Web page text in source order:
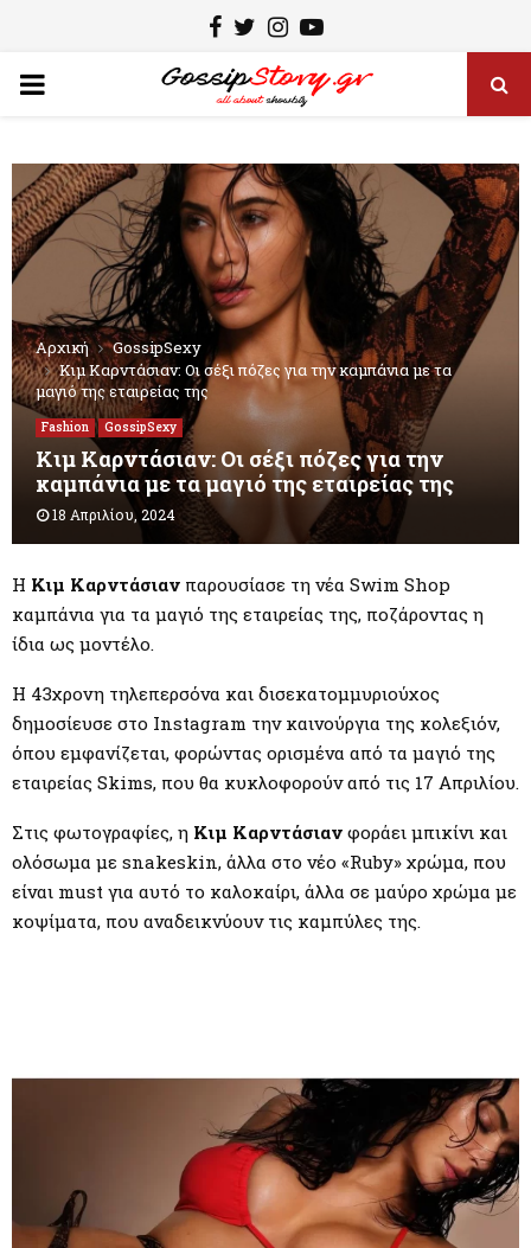
F
c
b
o
o
k
w
i
t
e
r
I
s
a
g
r
a
m
Y
u
P
I
M
A
R
Y
M
E
N
U
Αρχική
GossipSexy
Κιμ Καρντάσιαν: Οι σέξι πόζες για την καμπάνια με τα
μαγιό της εταιρείας της
Fashion GossipSexy
Κιμ Καρντάσιαν: Οι σέξι πόζες για την
καμπάνια με τα μαγιό της εταιρείας της
18 Απριλίου, 2024
Η Κιμ Καρντάσιαν παρουσίασε τη νέα Swim Shop
καμπάνια για τα μαγιό της εταιρείας της, ποζάροντας η
ίδια ως μοντέλο.
Η 43χρονη τηλεπερσόνα και δισεκατομμυριούχος
δημοσίευσε στο Instagram την καινούργια της κολεξιόν,
όπου εμφανίζεται, φορώντας ορισμένα από τα μαγιό της
εταιρείας Skims, που θα κυκλοφορούν από τις 17 Απριλίου.
Στις φωτογραφίες, η Κιμ Καρντάσιαν φοράει μπικίνι και
ολόσωμα με snakeskin, άλλα στο νέο «Ruby» χρώμα, που
είναι must για αυτό το καλοκαίρι, άλλα σε μαύρο χρώμα με
κοψίματα, που αναδεικνύουν τις καμπύλες της.